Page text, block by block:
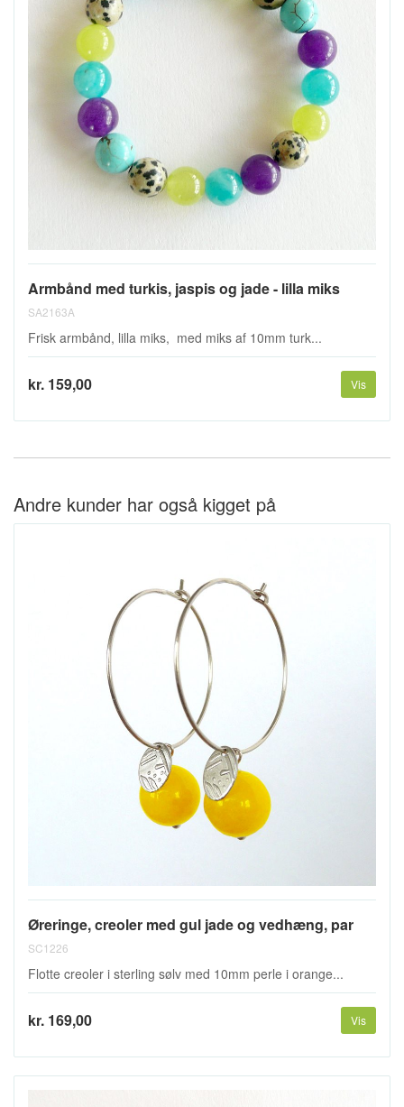
Armbånd med turkis, jaspis og jade - lilla miks
SA2163A
Frisk armbånd, lilla miks, med miks af 10mm turk...
kr. 159,00 Vis
Andre kunder har også kigget på
Øreringe, creoler med gul jade og vedhæng, par
SC1226
Flotte creoler i sterling sølv med 10mm perle i orange...
kr. 169,00 Vis